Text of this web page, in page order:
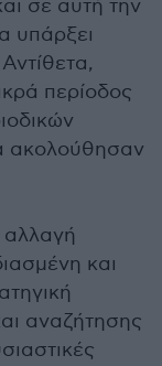
σε αυτή την
υπάρξει
περίοδος
ακολούθησαν
αλλαγή
και
αναζήτησης